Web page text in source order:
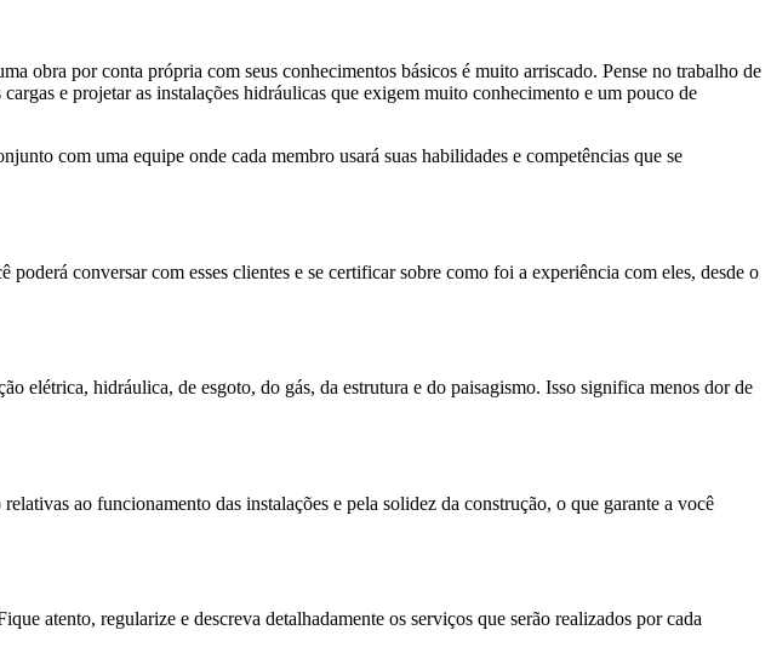
obra por conta própria com seus conhecimentos básicos é muito arriscado. Pense no trabalho de
e projetar as instalações hidráulicas que exigem muito conhecimento e um pouco de
com uma equipe onde cada membro usará suas habilidades e competências que se
conversar com esses clientes e se certificar sobre como foi a experiência com eles, desde o
elétrica, hidráulica, de esgoto, do gás, da estrutura e do paisagismo. Isso significa menos dor de
ao funcionamento das instalações e pela solidez da construção, o que garante a você
atento, regularize e descreva detalhadamente os serviços que serão realizados por cada